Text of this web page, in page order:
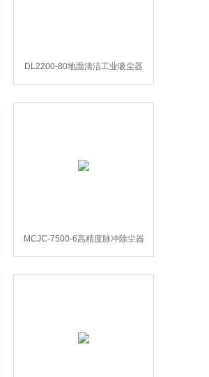
DL2200-80地面清洁工业吸尘器
MCJC-7500-6高精度脉冲除尘器